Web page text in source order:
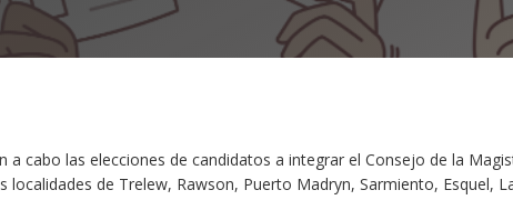
a cabo las elecciones de candidatos a integrar el Consejo de la
localidades de Trelew, Rawson, Puerto Madryn, Sarmiento, Esquel,